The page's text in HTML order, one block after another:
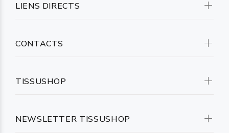
NEWSLETTER TISSUSHOP
LIENS DIRECTS
CONTACTS
TISSUSHOP